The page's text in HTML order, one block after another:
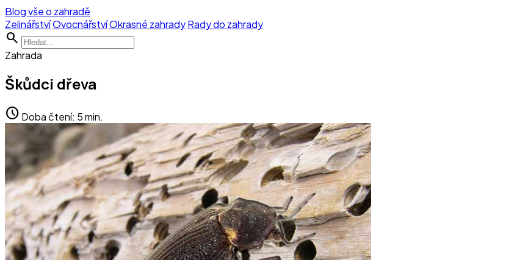
Blog vše o zahradě
ZelinářstvíOvocnářstvíOkrasné zahradyRady do zahrady
search
Zahrada
Škůdci dřeva
schedule Doba čtení: 5 min.